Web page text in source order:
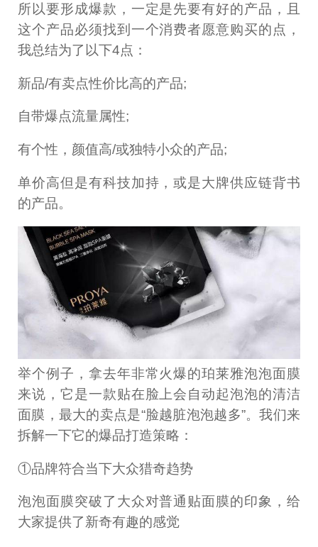
所以要形成爆款，一定是先要有好的产品，且
这个产品必须找到一个消费者愿意购买的点，
我总结为了以下4点：
新品/有卖点性价比高的产品;
自带爆点流量属性;
有个性，颜值高/或独特小众的产品;
单价高但是有科技加持，或是大牌供应链背书
的产品。
举个例子，拿去年非常火爆的珀莱雅泡泡面膜
来说，它是一款贴在脸上会自动起泡泡的清洁
面膜，最大的卖点是“脸越脏泡泡越多”。我们来
拆解一下它的爆品打造策略：
①品牌符合当下大众猎奇趋势
泡泡面膜突破了大众对普通贴面膜的印象，给
大家提供了新奇有趣的感觉